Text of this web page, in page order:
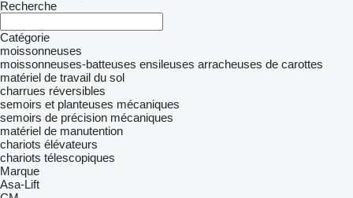
Recherche
Catégorie
moissonneuses
moissonneuses-batteuses ensileuses arracheuses de carottes
matériel de travail du sol
charrues réversibles
semoirs et planteuses mécaniques
semoirs de précision mécaniques
matériel de manutention
chariots élévateurs
chariots télescopiques
Marque
Asa-Lift